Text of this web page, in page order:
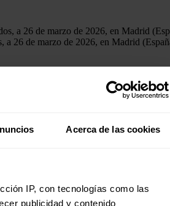
Acerca de las cookies
IP, con tecnologías como las
publicidad y contenido
a 26 de marzo de 2026, en Madrid
alegando que en doce
2025 el Gobierno renunció a 60.454
Gobierno tiene que ejecutar antes del
y 6.366 millones de euros de préstamos.